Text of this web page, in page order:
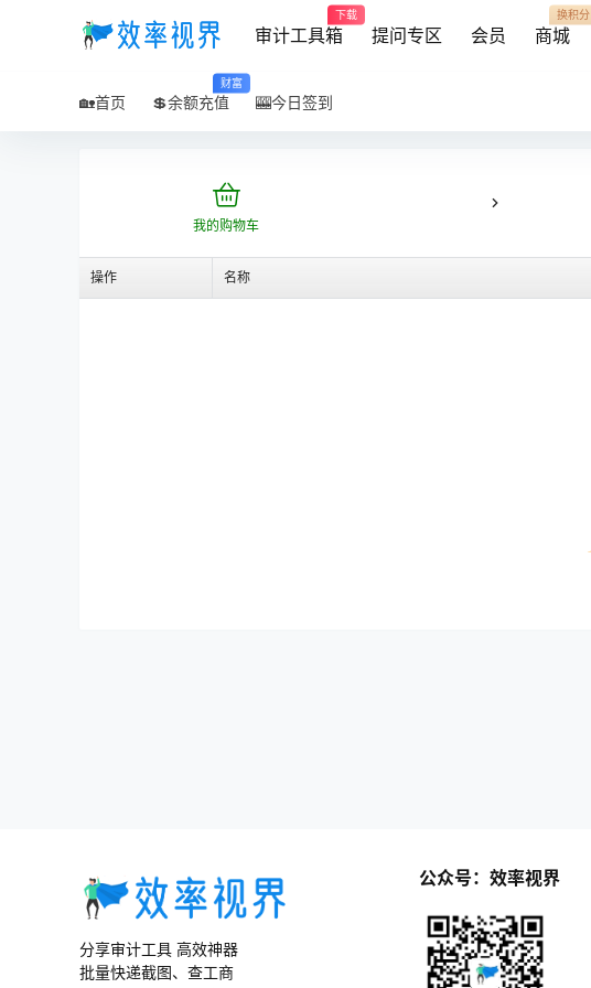
审计工具箱
下载
提问专区 会员 商城
换积分
🏡首页 💲余额充值
财富
🎰今日签到
我的购物车
操作 名称
分享审计工具 高效神器
批量快递截图、查工商
公众号：效率视界